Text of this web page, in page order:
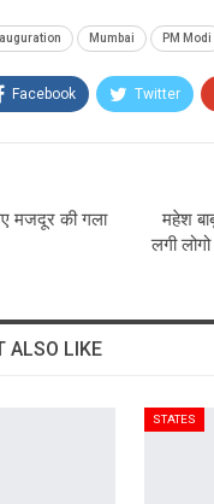
Mumbai PM Modi
Facebook Twitter
मजदूर की गला
महेश
लगी
ALSO LIKE
STATES